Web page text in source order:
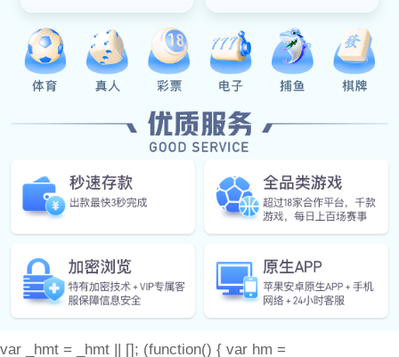
产品中心
门窗配件
耀世娱乐 动态
联系耀世娱乐
备案号：
var _hmt = _hmt || []; (function() { var hm =